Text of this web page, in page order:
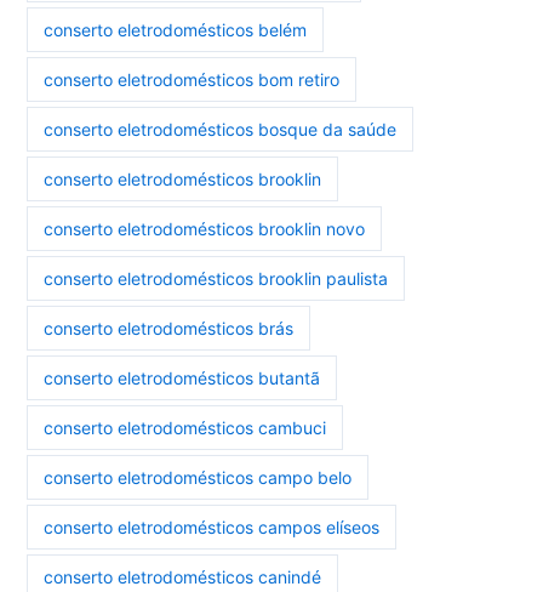
conserto eletrodomésticos belém
conserto eletrodomésticos bom retiro
conserto eletrodomésticos bosque da saúde
conserto eletrodomésticos brooklin
conserto eletrodomésticos brooklin novo
conserto eletrodomésticos brooklin paulista
conserto eletrodomésticos brás
conserto eletrodomésticos butantã
conserto eletrodomésticos cambuci
conserto eletrodomésticos campo belo
conserto eletrodomésticos campos elíseos
conserto eletrodomésticos canindé